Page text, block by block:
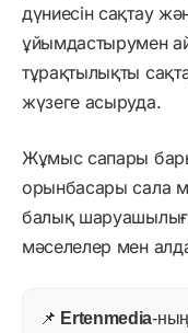
дүниесін сақтау
ұйымдастырумен
тұрақтылықты
жүзеге асыруда.
Жұмыс сапары
орынбасары сала
балық
мәселелер мен
📌 Ertenmedia-ның